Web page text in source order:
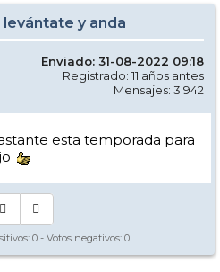
levántate y anda
Enviado: 31-08-2022 09:18
Registrado: 11 años antes
Mensajes: 3.942
esta temporada para
0 - Votos negativos: 0